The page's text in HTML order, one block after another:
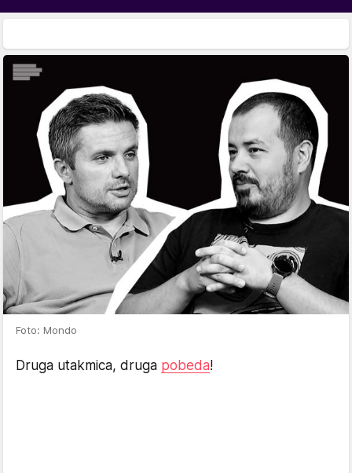
Foto: Mondo
Druga utakmica, druga pobeda!